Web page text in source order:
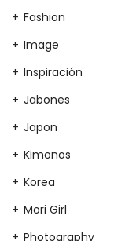
Fashion
Image
Inspiración
Jabones
Japon
Kimonos
Korea
Mori Girl
Photography